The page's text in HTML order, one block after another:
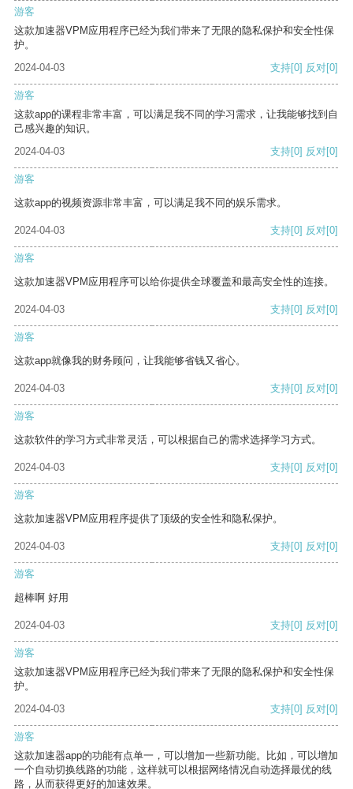
游客
这款加速器VPM应用程序已经为我们带来了无限的隐私保护和安全性保
护。
2024-04-03
支持[0] 反对[0]
游客
这款app的课程非常丰富，可以满足我不同的学习需求，让我能够找到自
己感兴趣的知识。
2024-04-03
支持[0] 反对[0]
游客
这款app的视频资源非常丰富，可以满足我不同的娱乐需求。
2024-04-03 支持[0] 反对[0]
游客
这款加速器VPM应用程序可以给你提供全球覆盖和最高安全性的连接。
2024-04-03 支持[0] 反对[0]
游客
这款app就像我的财务顾问，让我能够省钱又省心。
2024-04-03 支持[0] 反对[0]
游客
这款软件的学习方式非常灵活，可以根据自己的需求选择学习方式。
2024-04-03 支持[0] 反对[0]
游客
这款加速器VPM应用程序提供了顶级的安全性和隐私保护。
2024-04-03 支持[0] 反对[0]
游客
超棒啊 好用
2024-04-03 支持[0] 反对[0]
游客
这款加速器VPM应用程序已经为我们带来了无限的隐私保护和安全性保
护。
2024-04-03
支持[0] 反对[0]
游客
这款加速器app的功能有点单一，可以增加一些新功能。比如，可以增加
一个自动切换线路的功能，这样就可以根据网络情况自动选择最优的线
路，从而获得更好的加速效果。